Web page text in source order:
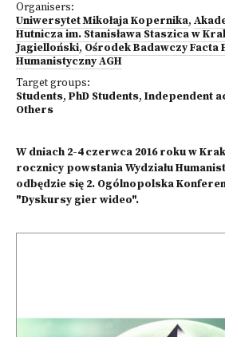
Organisers:
Uniwersytet Mikołaja Kopernika,
Hutnicza im. Stanisława Staszica w
Jagielloński, Ośrodek Badawczy Facta
Humanistyczny AGH
Target groups:
Students, PhD Students, Independent
Others
W dniach 2-4 czerwca 2016 roku w
rocznicy powstania Wydziału
odbędzie się 2. Ogólnopolska
"Dyskursy gier wideo".